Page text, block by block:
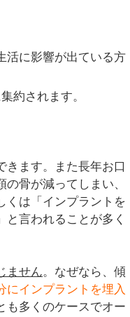
活に影響が出ている方
約されます。
きます。また長年お口
骨が減ってしまい、
くは「 インプラントを
」と言われることが多く
ません。なぜなら、傾
にインプラントを埋入
も多くのケースでオー